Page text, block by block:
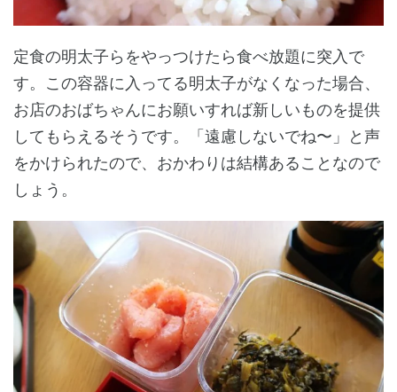
定食の明太子らをやっつけたら食べ放題に突入で
す。この容器に入ってる明太子がなくなった場合、
お店のおばちゃんにお願いすれば新しいものを提供
してもらえるそうです。「遠慮しないでね〜」と声
をかけられたので、おかわりは結構あることなので
しょう。